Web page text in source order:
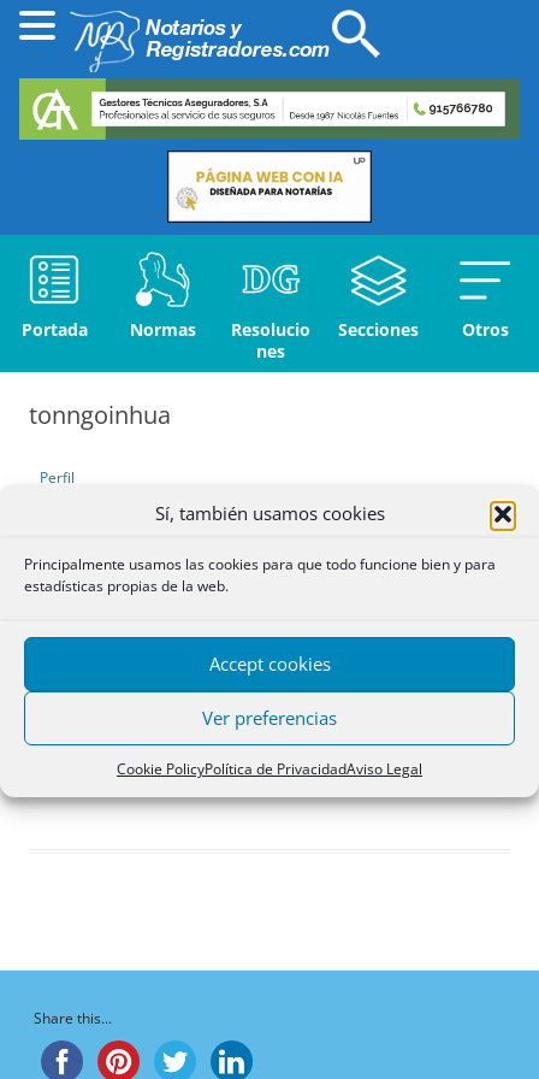
Sí, también usamos cookies
Principalmente usamos las cookies para que todo funcione bien y para
estadísticas propias de la web.
Accept cookies
Ver preferencias
Cookie PolicyPolítica de PrivacidadAviso Legal
Portada Normas
Resolucio
nes
Secciones Otros
tonngoinhua
Perfil
Debates iniciados
Respuestas creadas
Participaciones
Favoritos
Respuestas de foro
creadas
¡Vaya, no hay respuestas aquí!
Share this...